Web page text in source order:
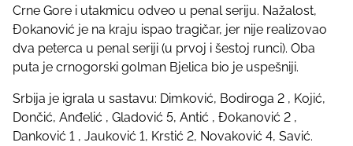
Crne Gore i utakmicu odveo u penal seriju. Nažalost,
Đokanović je na kraju ispao tragičar, jer nije realizovao
dva peterca u penal seriji (u prvoj i šestoj runci). Oba
puta je crnogorski golman Bjelica bio je uspešniji.
Srbija je igrala u sastavu: Dimković, Bodiroga 2 , Kojić,
Dončić, Anđelić , Gladović 5, Antić , Đokanović 2 ,
Danković 1 , Jauković 1, Krstić 2, Novaković 4, Savić.